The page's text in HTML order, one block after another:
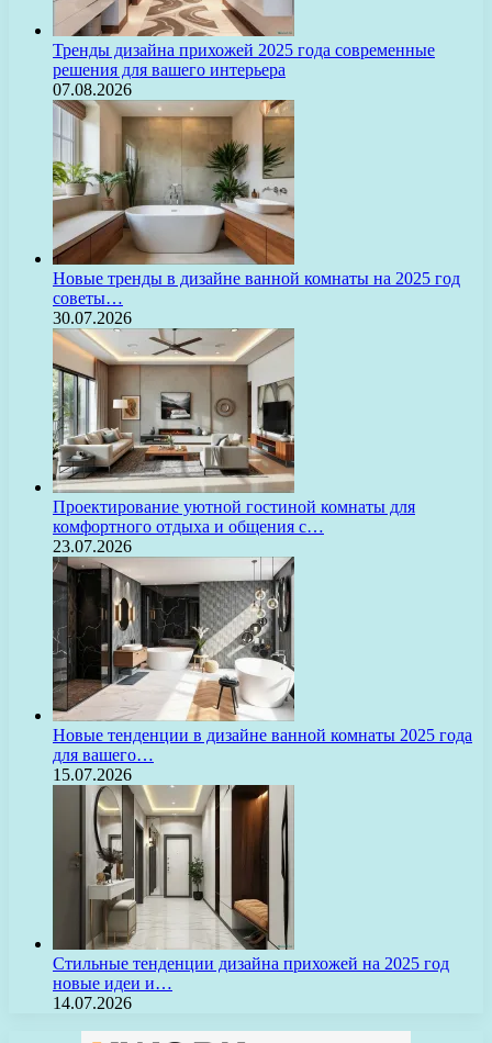
Тренды дизайна прихожей 2025 года современные
решения для вашего интерьера
07.08.2026
Новые тренды в дизайне ванной комнаты на 2025 год
советы…
30.07.2026
Проектирование уютной гостиной комнаты для
комфортного отдыха и общения с…
23.07.2026
Новые тенденции в дизайне ванной комнаты 2025 года
для вашего…
15.07.2026
Стильные тенденции дизайна прихожей на 2025 год
новые идеи и…
14.07.2026